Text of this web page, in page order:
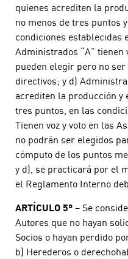
quienes acrediten la
no menos de tres puntos
condiciones establecidas
Administrados “A” tienen
pueden elegir pero no
directivos; y d)
acrediten la producción y
tres puntos, en las
Tienen voz y voto en las
no podrán ser elegidos
cómputo de los puntos
y d), se practicará por el
el Reglamento Interno
ARTÍCULO 5º – Se
Autores que no hayan
Socios o hayan perdido
b) Herederos o